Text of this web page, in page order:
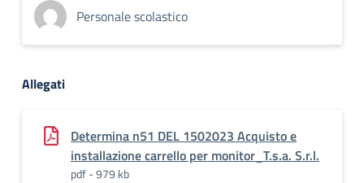
Personale scolastico
Allegati
Determina n51 DEL 1502023 Acquisto e
installazione carrello per monitor_T.s.a. S.r.l.
pdf - 979 kb